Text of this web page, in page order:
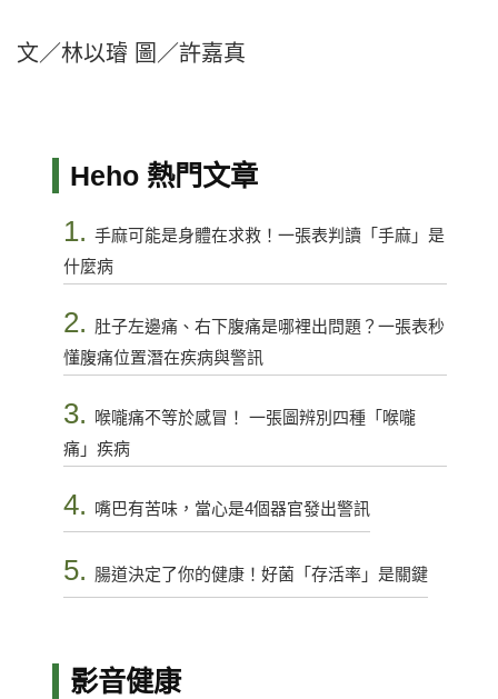
文／林以璿 圖／許嘉真
Heho 熱門文章
1. 手麻可能是身體在求救！一張表判讀「手麻」是
什麼病
2. 肚子左邊痛、右下腹痛是哪裡出問題？一張表秒
懂腹痛位置潛在疾病與警訊
3. 喉嚨痛不等於感冒！ 一張圖辨別四種「喉嚨
痛」疾病
4. 嘴巴有苦味，當心是4個器官發出警訊
5. 腸道決定了你的健康！好菌「存活率」是關鍵
影音健康